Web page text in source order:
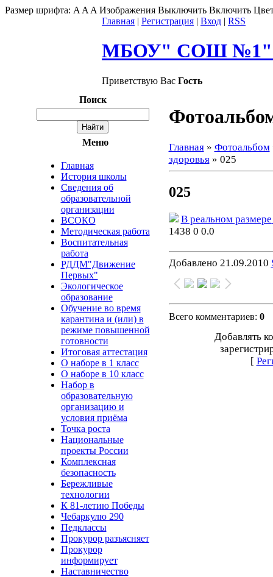
Размер шрифта: A A A Изображения Выключить Включить
Главная | Регистрация | Вход | RSS
МБОУ" СОШ №1"
Приветствую Вас Гость
Поиск
Меню
Главная
История школы
Сведения об
образовательной
организации
ВСОКО
Методическая работа
Воспитательная
работа
РДДМ"Движение
Первых"
Экологическое
образование
Обучение во время
карантина и (или) в
режиме повышенной
готовности
Итоговая аттестация
О наборе в 1 класс
О наборе в 10 класс
Набор в
образовательную
организацию и
условия приёма
Точка роста
Национальные
проекты России
Комплексная
безопасность
Бережливые
технологии
К 81-летию Победы
Чебаркулю 290
Педклассы
Прокурор разъясняет
Прокурор
информирует
Наставничество
Главная» Фотоальбом
здоровья» 025
025
В реальном размере
1438 0 0.0
Добавлено 21.09.2010
Всего комментариев: 0
Добавлять
[